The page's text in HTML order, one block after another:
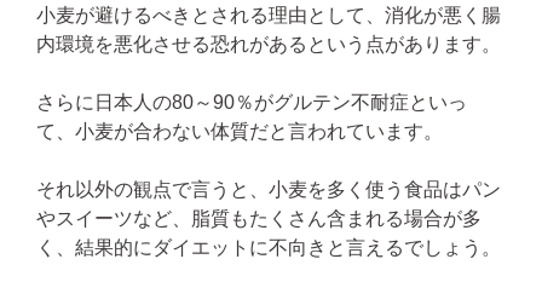
小麦が避けるべきとされる理由として、消化が悪く腸
内環境を悪化させる恐れがあるという点があります。
さらに日本人の80～90％がグルテン不耐症といっ
て、小麦が合わない体質だと言われています。
それ以外の観点で言うと、小麦を多く使う食品はパン
やスイーツなど、脂質もたくさん含まれる場合が多
く、結果的にダイエットに不向きと言えるでしょう。